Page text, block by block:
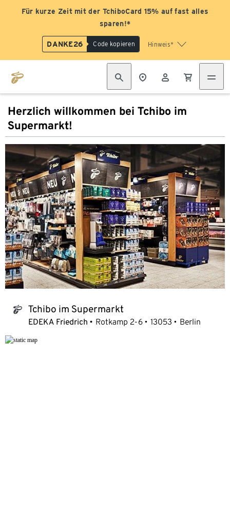
Für kurze Zeit mit der TchiboCard 15% auf fast alles
sparen!*
DANKE26 Code kopieren Hinweis*
Herzlich willkommen bei Tchibo im
Supermarkt!
tchibo_logo Tchibo im Supermarkt
EDEKA Friedrich Rotkamp 2-6 13053 Berlin